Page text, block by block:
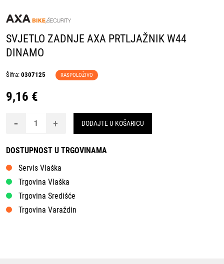
SVJETLO ZADNJE AXA PRTLJAŽNIK W44
DINAMO
Šifra: 0307125 RASPOLOŽIVO
9,16 €
- + DODAJTE U KOŠARICU
DOSTUPNOST U TRGOVINAMA
Servis Vlaška
Trgovina Vlaška
Trgovina Središće
Trgovina Varaždin